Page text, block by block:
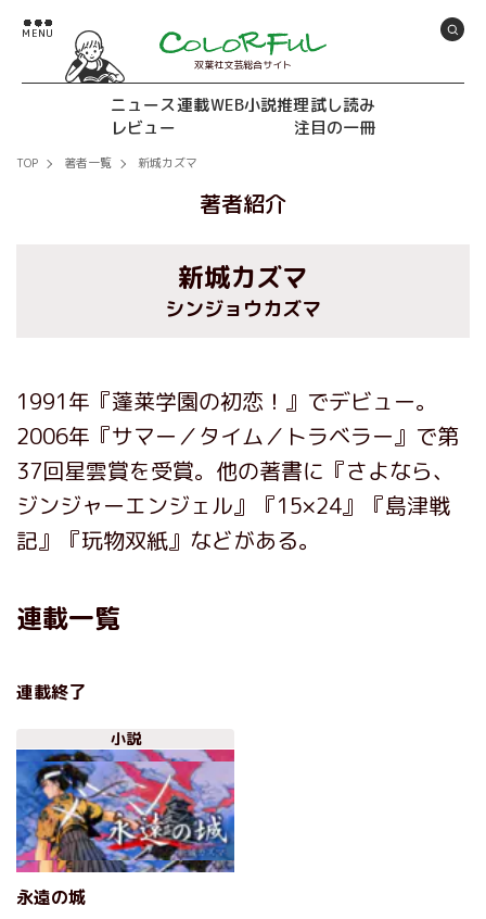
双葉社文芸総合サイト
ニュース連載WEB小説推理試し読み
レビュー
注目の一冊
TOP 著者一覧 新城カズマ
著者紹介
新城カズマ
シンジョウカズマ
1991年『蓬莱学園の初恋！』でデビュー。
2006年『サマー／タイム／トラベラー』で第
37回星雲賞を受賞。他の著書に『さよなら、
ジンジャーエンジェル』『15×24』『島津戦
記』『玩物双紙』などがある。
連載一覧
連載終了
小説
永遠の城